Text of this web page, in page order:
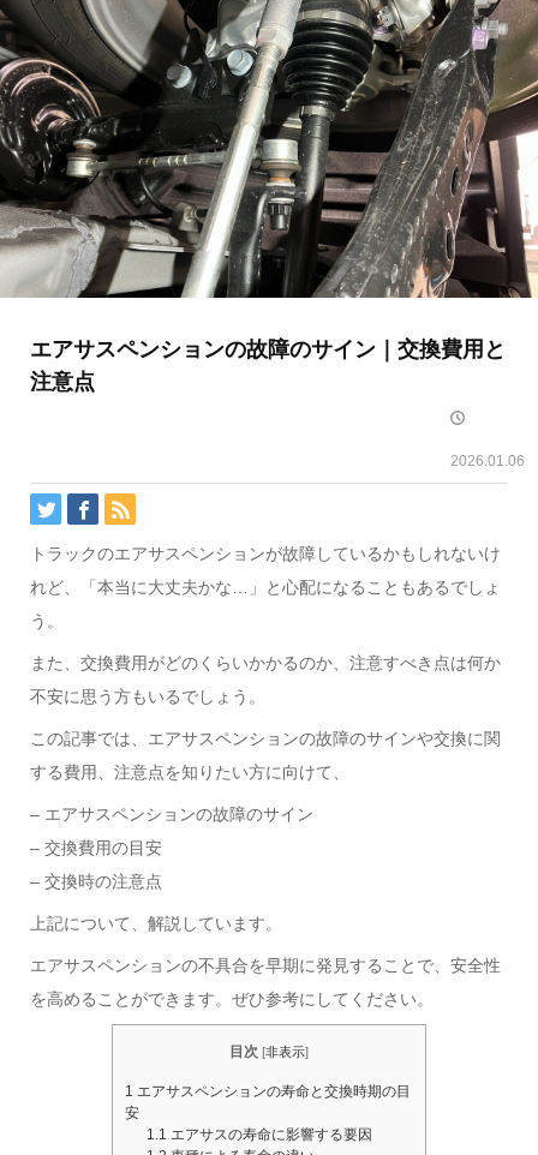
エアサスペンションの故障のサイン｜交換費用と
注意点
2026.01.06
トラックのエアサスペンションが故障しているかもしれないけ
れど、「本当に大丈夫かな…」と心配になることもあるでしょ
う。
また、交換費用がどのくらいかかるのか、注意すべき点は何か
不安に思う方もいるでしょう。
この記事では、エアサスペンションの故障のサインや交換に関
する費用、注意点を知りたい方に向けて、
– エアサスペンションの故障のサイン
– 交換費用の目安
– 交換時の注意点
上記について、解説しています。
エアサスペンションの不具合を早期に発見することで、安全性
を高めることができます。ぜひ参考にしてください。
目次 [非表示]
1 エアサスペンションの寿命と交換時期の目
安
1.1 エアサスの寿命に影響する要因